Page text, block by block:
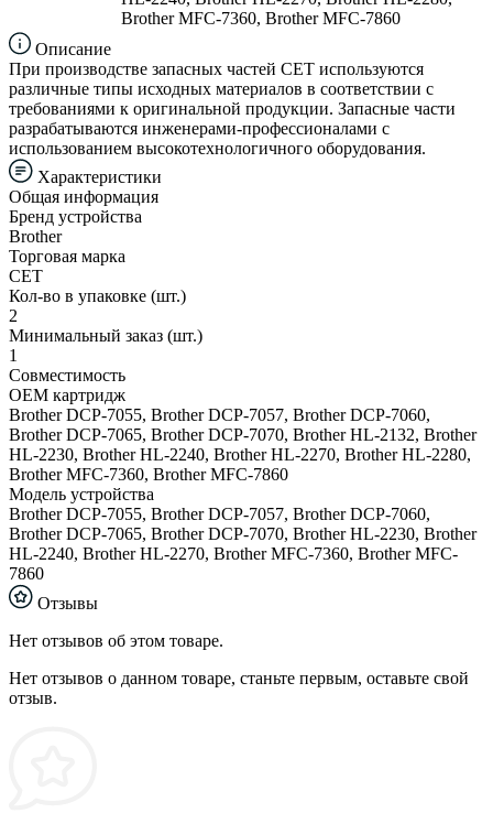
Brother MFC-7360, Brother MFC-7860
Описание
При производстве запасных частей CET используются
различные типы исходных материалов в соответствии с
требованиями к оригинальной продукции. Запасные части
разрабатываются инженерами-профессионалами с
использованием высокотехнологичного оборудования.
Характеристики
Общая информация
Бренд устройства
Brother
Торговая марка
CET
Кол-во в упаковке (шт.)
2
Минимальный заказ (шт.)
1
Совместимость
ОЕМ картридж
Brother DCP-7055, Brother DCP-7057, Brother DCP-7060,
Brother DCP-7065, Brother DCP-7070, Brother HL-2132, Brother
HL-2230, Brother HL-2240, Brother HL-2270, Brother HL-2280,
Brother MFC-7360, Brother MFC-7860
Модель устройства
Brother DCP-7055, Brother DCP-7057, Brother DCP-7060,
Brother DCP-7065, Brother DCP-7070, Brother HL-2230, Brother
HL-2240, Brother HL-2270, Brother MFC-7360, Brother MFC-
7860
Отзывы
Нет отзывов об этом товаре.
Нет отзывов о данном товаре, станьте первым, оставьте свой
отзыв.